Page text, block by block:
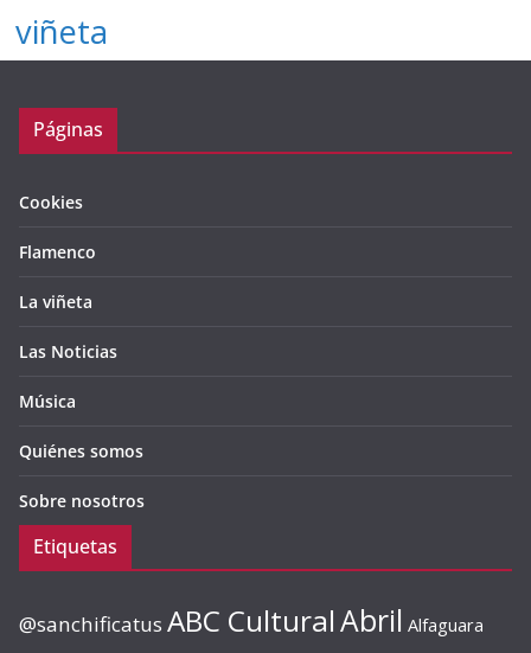
viñeta
Páginas
Cookies
Flamenco
La viñeta
Las Noticias
Música
Quiénes somos
Sobre nosotros
Etiquetas
@sanchificatus ABC CulturalAbril Alfaguara